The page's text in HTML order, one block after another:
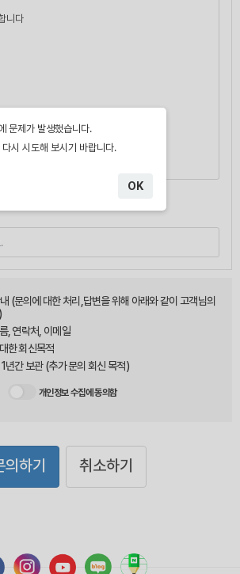
(문의에 대한 처리,답변을 위해 아래와 같이 고객님의
, 연락처, 이메일
한 회신목적
년간 보관 (추가 문의 회신 목적)
개인정보 수집에 동의함
의하기 취소하기
문제가 발생했습니다.
시 시도해 보시기 바랍니다.
OK